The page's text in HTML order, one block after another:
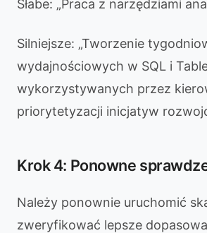
Słabe: „Praca z narzędziami
Silniejsze: „Tworzenie
wydajnościowych w SQL i
wykorzystywanych przez
priorytetyzacji inicjatyw
Krok 4: Ponowne
Należy ponownie uruchomić
zweryfikować lepsze